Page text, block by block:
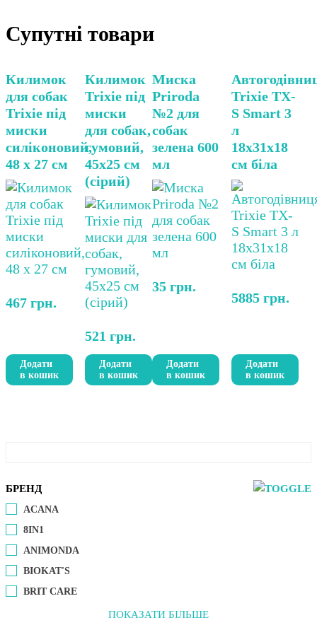
Супутні товари
Килимок
для собак
Trixie під
миски
силіконовий,
48 х 27 см
467 грн.
Додати
в кошик
Килимок
Trixie під
миски
для собак,
гумовий,
45х25 см
(сірий)
521 грн.
Додати
в кошик
Миска
Priroda
№2 для
собак
зелена 600
мл
35 грн.
Додати
в кошик
Trixie TX-
S Smart 3
л
18х31х18
см біла
5885 грн.
Додати
в кошик
БРЕНД
ACANA
8IN1
ANIMONDA
BIOKAT'S
BRIT CARE
ПОКАЗАТИ БІЛЬШЕ